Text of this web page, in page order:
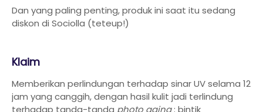
Dan yang paling penting, produk ini saat itu sedang
diskon di Sociolla (teteup!)
Klaim
Memberikan perlindungan terhadap sinar UV selama 12
jam yang canggih, dengan hasil kulit jadi terlindung
terhadap tanda-tanda photo aging: bintik